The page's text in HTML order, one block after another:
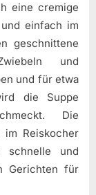
eine cremige
einfach im
geschnittene
und
und für etwa
die Suppe
Die
im Reiskocher
schnelle und
Gerichten für